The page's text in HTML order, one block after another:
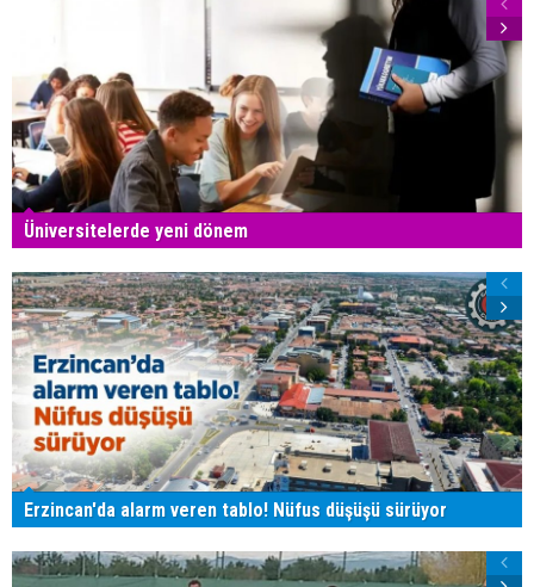
Üniversitelerde yeni dönem
Erzincan'da alarm veren tablo! Nüfus düşüşü sürüyor